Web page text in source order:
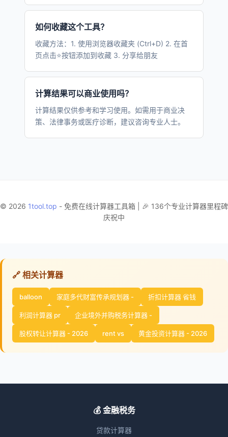
如何收藏这个工具？
收藏方法：1. 使用浏览器收藏夹 (Ctrl+D) 2. 在首
页点击⭐按钮添加到收藏 3. 分享给朋友
计算结果可以商业使用吗？
计算结果仅供参考和学习使用。如需用于商业决
策、法律事务或医疗诊断，建议咨询专业人士。
© 2026 1tool.top - 免费在线计算器工具箱 | 🎉 136个专业计算器里程碑
庆祝中
🔗 相关计算器
balloon 家庭多代财富传承规划器 - 折扣计算器 省钱
利润计算器 pr 企业境外并购税务计算器 -
股权转让计算器 - 2026 rent vs 黄金投资计算器 - 2026
💰 金融税务
贷款计算器